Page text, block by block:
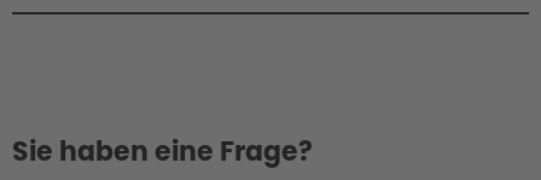
Sie haben eine Frage?